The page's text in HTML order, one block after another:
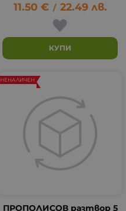
11.50 € / 22.49 лв.
КУПИ
ПРОПОЛИСОВ разтвор 5
НЕНАЛИЧЕН